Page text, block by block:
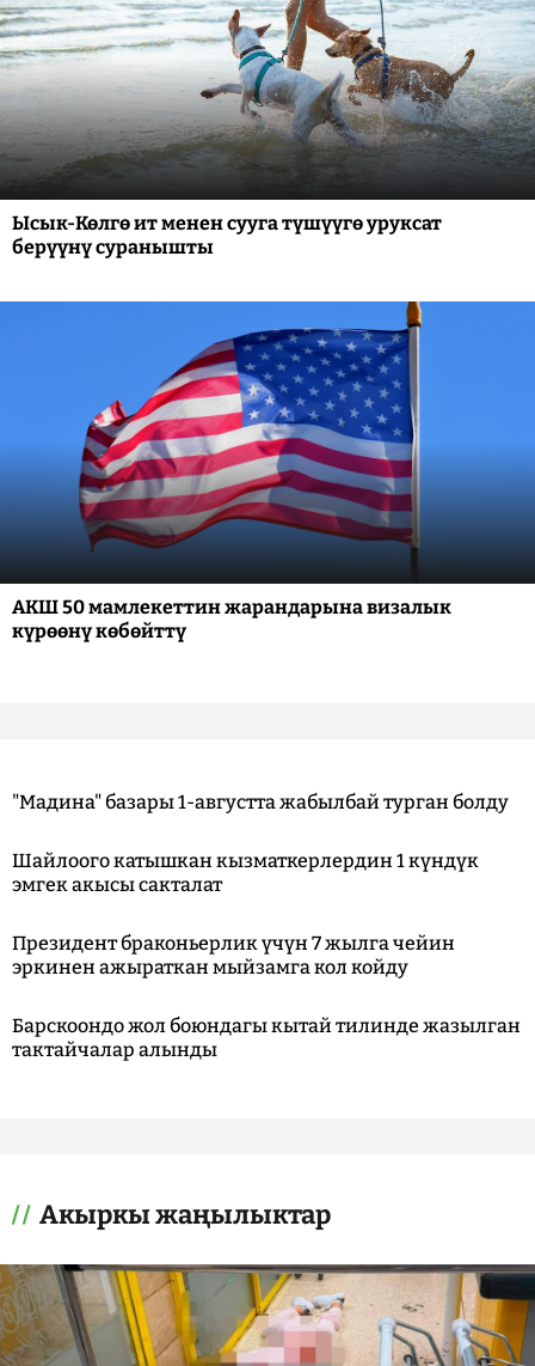
Ысык-Көлгө ит менен сууга түшүүгө уруксат
берүүнү суранышты
АКШ 50 мамлекеттин жарандарына визалык
күрөөнү көбөйттү
"Мадина" базары 1-августта жабылбай турган болду
Шайлоого катышкан кызматкерлердин 1 күндүк
эмгек акысы сакталат
Президент браконьерлик үчүн 7 жылга чейин
эркинен ажыраткан мыйзамга кол койду
Барскоондо жол боюндагы кытай тилинде жазылган
тактайчалар алынды
Акыркы жаңылыктар